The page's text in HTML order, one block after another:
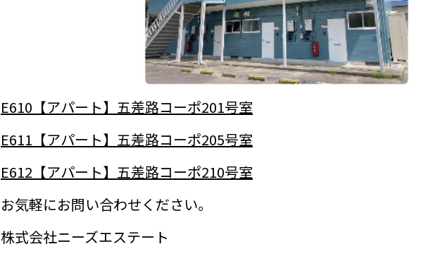
E610【アパート】五差路コーポ201号室
E611【アパート】五差路コーポ205号室
E612【アパート】五差路コーポ210号室
お気軽にお問い合わせください。
株式会社ニーズエステート